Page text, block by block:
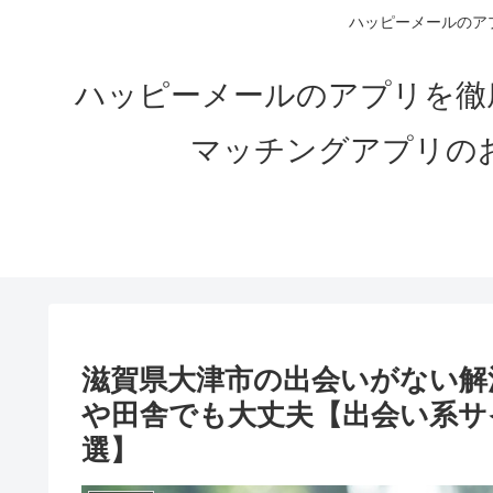
ハッピーメールの
ハッピーメールのアプリを
マッチングアプリ
滋賀県大津市の出会いがない
や田舎でも大丈夫【出会い系
選】